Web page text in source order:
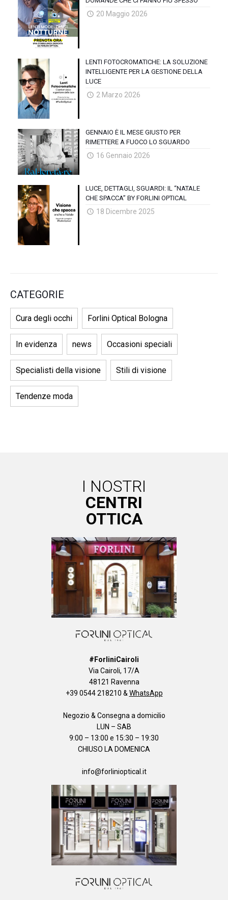
20 Maggio 2026
LENTI FOTOCROMATICHE: LA SOLUZIONE
INTELLIGENTE PER LA GESTIONE DELLA
LUCE
2 Marzo 2026
GENNAIO È IL MESE GIUSTO PER
RIMETTERE A FUOCO LO SGUARDO
16 Gennaio 2026
LUCE, DETTAGLI, SGUARDI: IL “NATALE
CHE SPACCA” BY FORLINI OPTICAL
18 Dicembre 2025
CATEGORIE
Cura degli occhi Forlini Optical Bologna
In evidenza news Occasioni speciali
Specialisti della visione Stili di visione
Tendenze moda
I NOSTRI
CENTRI
OTTICA
#ForliniCairoli
Via Cairoli, 17/A
48121 Ravenna
+39 0544 218210 &WhatsApp
Negozio & Consegna a domicilio
LUN – SAB
9:00 – 13:00 e 15:30 – 19:30
CHIUSO LA DOMENICA
info@forlinioptical.it